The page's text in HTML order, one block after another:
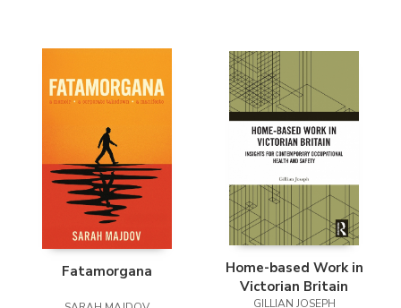
Fatamorgana
Home-based Work in
Victorian Britain
GILLIAN JOSEPH